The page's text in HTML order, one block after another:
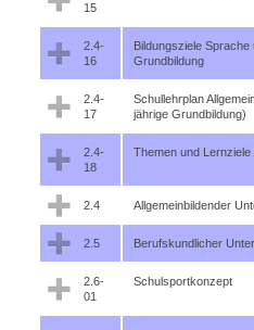
15
2.4-
16
Bildungsziele
Grundbildung
2.4-
17
Schullehrplan
jährige Grundbildung)
2.4-
18
Themen und
2.4 Allgemeinbildender
2.5 Berufskundlicher
2.6-
01
Schulsportkonzept